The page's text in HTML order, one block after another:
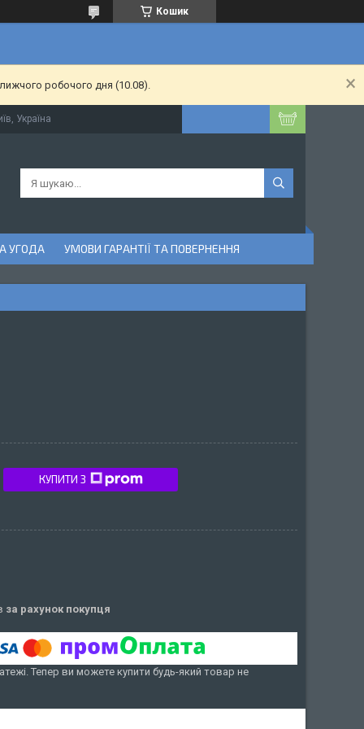
Кошик
робочого дня (10.08).
Україна
УГОДА УМОВИ ГАРАНТІЇ ТА ПОВЕРНЕННЯ
КУПИТИ З
за рахунок покупця
Тепер ви можете купити будь-який товар не